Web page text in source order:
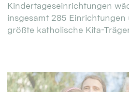
Kindertageseinrichtungen
insgesamt 285 Einrichtungen
größte katholische Kita-Träger